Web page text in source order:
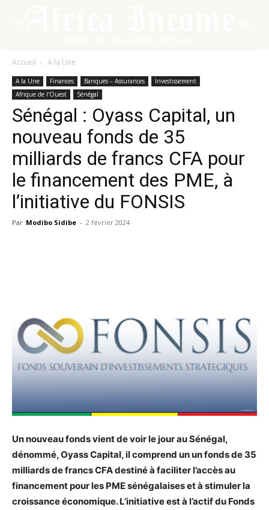
Accueil A la Une
A la Une Finances Banques – Assurances
Investissement
Afrique de l'Ouest
Sénégal
Sénégal : Oyass Capital, un
nouveau fonds de 35
milliards de francs CFA pour
le financement des PME, à
l’initiative du FONSIS
Par Modibo Sidibe - 2 février 2024
Un nouveau fonds vient de voir le jour au Sénégal,
dénommé, Oyass Capital, il comprend un un fonds de 35
milliards de francs CFA destiné à faciliter l’accès au
financement pour les PME sénégalaises et à stimuler la
croissance économique. L’initiative est à l’actif du Fonds